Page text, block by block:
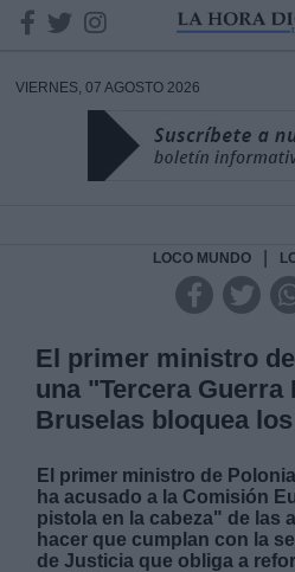
VIERNES, 07 AGOSTO 2026
LOCO MUNDO
El primer ministro
una "Tercera Guerra
Bruselas bloquea
El primer ministro de
ha acusado a la Comisión
pistola en la cabeza" de las
hacer que cumplan con la
de Justicia que obliga a
DATOS
Responsable:
Legitimación:
Destinatarios: